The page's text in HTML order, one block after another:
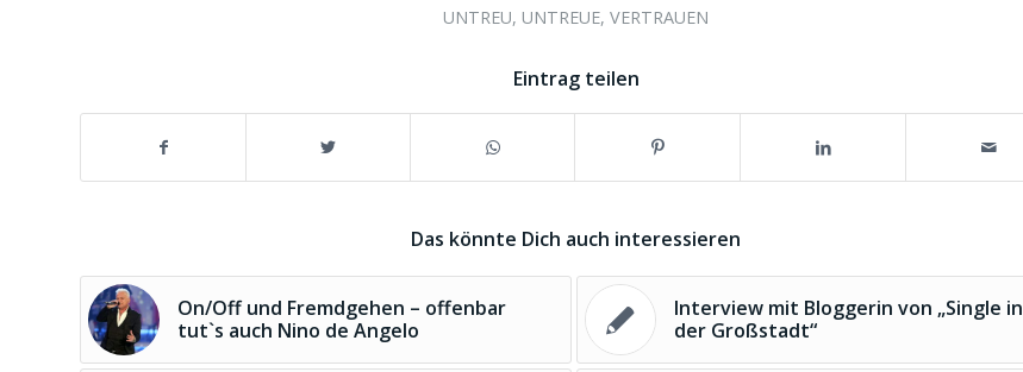
UNTREU, UNTREUE,VERTRAUEN
Eintrag teilen
Das könnte Dich auch interessieren
On/Off und Fremdgehen – offenbar
tut`s auch Nino de Angelo
Interview mit Bloggerin von „Single in
der Großstadt“